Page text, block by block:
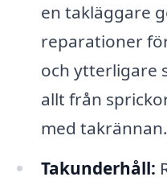
en takläggare
reparationer
och ytterligare
allt från
med takrännan.
Takunderhåll: